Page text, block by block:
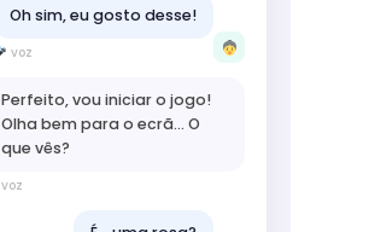
Oh sim, eu gosto desse!
voz
Perfeito, vou iniciar o jogo!
Olha bem para o ecrã... O
que vês?
voz